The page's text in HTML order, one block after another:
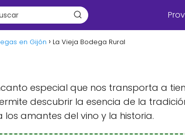
en Gijón La Vieja Bodega Rural
especial que nos transporta a
descubrir la esencia de la
amantes del vino y la historia.